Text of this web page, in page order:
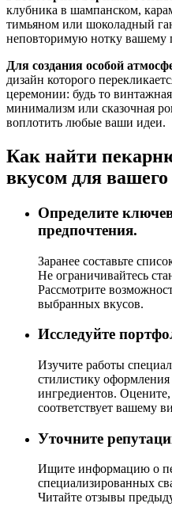
клубника в шампанском,
тимьяном или шоколадный
неповторимую нотку вашему
Для создания особой
дизайн которого
церемонии: будь то
минимализм или сказочная
воплотить любые ваши идеи.
Как найти
вкусом для
Определите
предпочтения.
Заранее составьте
Не ограничивайтесь
Рассмотрите
выбранных вкусов.
Исследуйте
Изучите работы
стилистику
ингредиентов. Оцените,
соответствует вашему
Уточните
Ищите информацию о
специализированных
Читайте отзывы